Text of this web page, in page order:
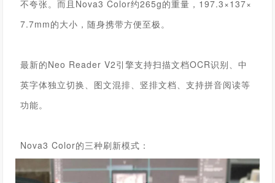
不夸张。而且 Nova3 Color约265g的重量，197.3×137×
7.7mm的大小，随身携带方便至极。
最新的Neo Reader V2引擎支持扫描文档OCR识别、中
英字体独立切换、图文混排、竖排文档、支持拼音阅读等
功能。
Nova3 Color的三种刷新模式：